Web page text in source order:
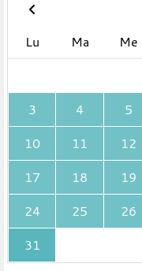
Lu
Ma Me
3
4 5
10
11 12
17
18 19
24
25 26
31